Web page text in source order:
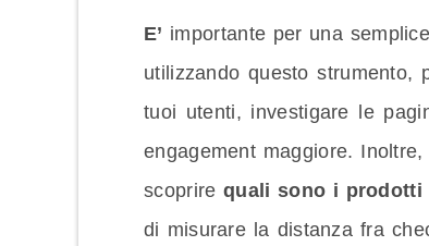
E’ importante per una
utilizzando questo strumento,
tuoi utenti, investigare le
engagement maggiore.
scoprire quali sono i prodotti
di misurare la distanza fra